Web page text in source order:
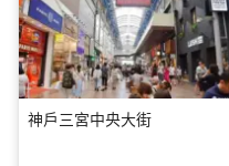
神戶三宮中央大街